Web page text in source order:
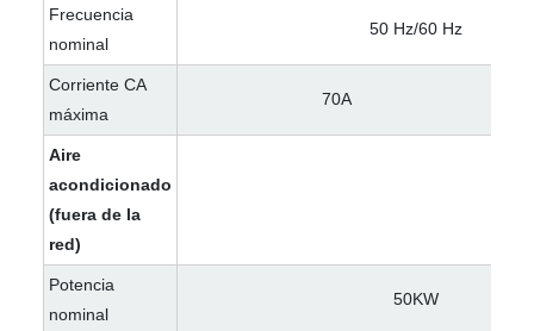
Frecuencia
nominal
50 Hz/60 Hz
Corriente CA
máxima
70A
Aire
acondicionado
(fuera de la
red)
Potencia
nominal
50KW